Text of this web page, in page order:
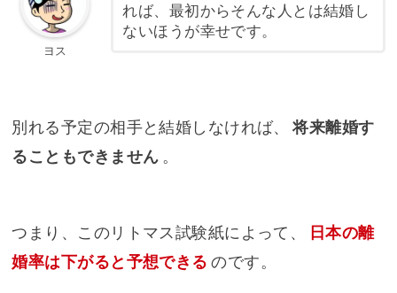
ヨス
れば、最初からそんな人とは結婚し
ないほうが幸せです。
別れる予定の相手と結婚しなければ、
将来離婚す
ることもできません 。
つまり、このリトマス試験紙によって、
日本の離
婚率は下がると予想できる のです。